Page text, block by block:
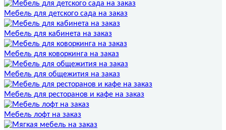
Мебель для детского сада на заказ
Мебель для кабинета на заказ
Мебель для коворкинга на заказ
Мебель для общежития на заказ
Мебель для ресторанов и кафе на заказ
Мебель лофт на заказ